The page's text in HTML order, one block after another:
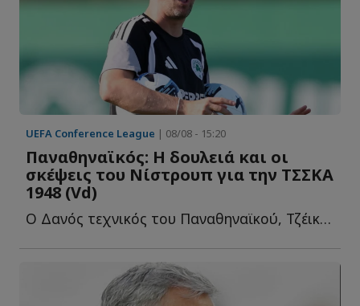
UEFA Conference League | 08/08 - 15:20
Παναθηναϊκός: Η δουλειά και οι
σκέψεις του Νίστρουπ για την ΤΣΣΚΑ
1948 (Vd)
Ο Δανός τεχνικός του Παναθηναϊκού, Τζέικομπ Νίστρουπ δ...